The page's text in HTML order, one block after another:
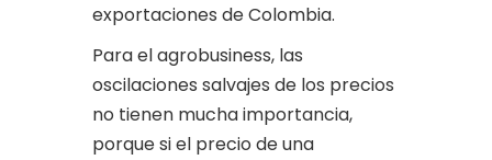
exportaciones de Colombia.
Para el agrobusiness, las
oscilaciones salvajes de los precios
no tienen mucha importancia,
porque si el precio de una